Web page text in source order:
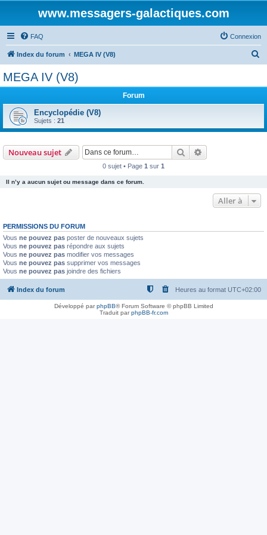
www.messagers-galactiques.com
FAQ Connexion
Index du forum MEGA IV (V8)
MEGA IV (V8)
Forum
Encyclopédie (V8)
Sujets : 21
Nouveau sujet Rechercher
0 sujet • Page 1 sur 1
Il n’y a aucun sujet ou message dans ce forum.
Aller à
PERMISSIONS DU FORUM
Vous ne pouvez pas poster de nouveaux sujets
Vous ne pouvez pas répondre aux sujets
Vous ne pouvez pas modifier vos messages
Vous ne pouvez pas supprimer vos messages
Vous ne pouvez pas joindre des fichiers
Index du forum Heures au format UTC+02:00
Développé parphpBB® Forum Software © phpBB Limited
Traduit parphpBB-fr.com